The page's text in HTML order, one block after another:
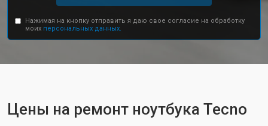
Нажимая на кнопку отправить я даю свое согласие на обработку
моих персональных данных.
Цены на ремонт ноутбука Tecno